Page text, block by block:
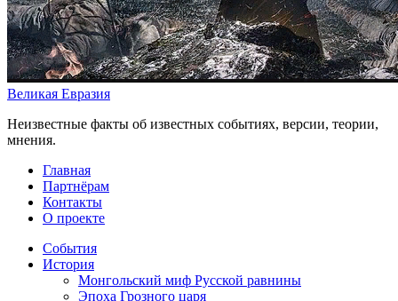
Великая Евразия
Неизвестные факты об известных событиях, версии, теории,
мнения.
Главная
Партнёрам
Контакты
О проекте
События
История
Монгольский миф Русской равнины
Эпоха Грозного царя